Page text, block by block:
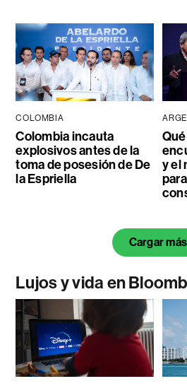
COLOMBIA
Colombia incauta
explosivos antes de la
toma de posesión de De
la Espriella
y el
Cargar más
Lujos y vida en